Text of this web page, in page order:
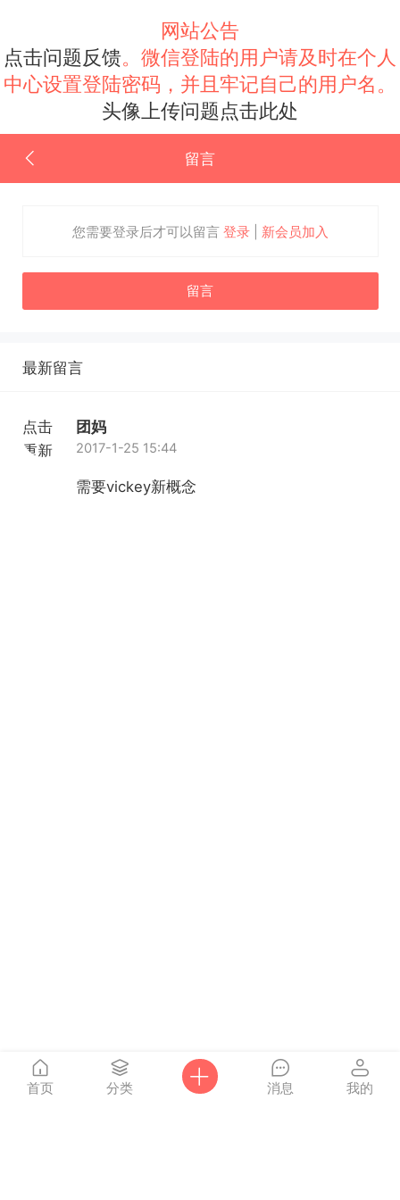
网站公告
点击问题反馈。微信登陆的用户请及时在个人
中心设置登陆密码，并且牢记自己的用户名。
头像上传问题点击此处
留言
您需要登录后才可以留言 登录| 新会员加入
留言
最新留言
点击
重新
团妈
2017-1-25 15:44
需要vickey新概念
首页 分类 消息 我的